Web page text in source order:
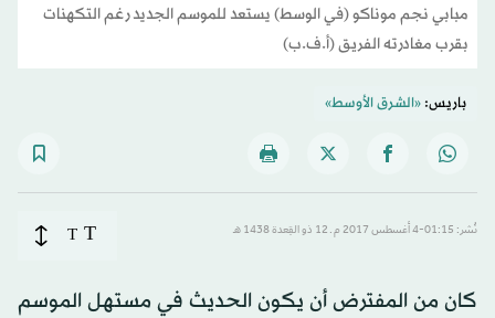
مبابي نجم موناكو (في الوسط) يستعد للموسم الجديد رغم التكهنات
بقرب مغادرته الفريق (أ.ف.ب)
باريس:«الشرق الأوسط»
نُشر: 01:15-4 أغسطس 2017 م ـ 12 ذو القِعدة 1438 هـ T
T
كان من المفترض أن يكون الحديث في مستهل الموسم